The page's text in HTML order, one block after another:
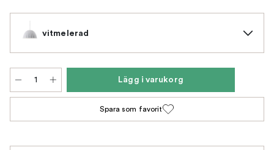
vitmelerad
Lägg i varukorg
Spara som favorit